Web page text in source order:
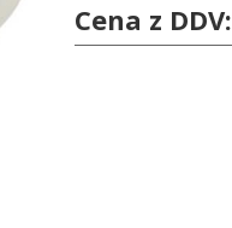
Cena z DDV: